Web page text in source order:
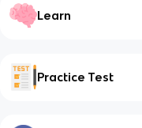
Learn
Practice Test